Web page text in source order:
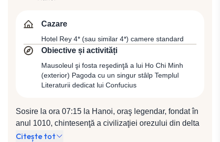
Cazare
Hotel Rey 4* (sau similar 4*) camere standard
Obiective și activități
Mausoleul şi fosta reşedinţă a lui Ho Chi Minh
(exterior) Pagoda cu un singur stâlp Templul
Literaturii dedicat lui Confucius
Sosire la ora 07:15 la Hanoi, oraş legendar, fondat în
anul 1010, chintesenţă a civilizaţiei orezului din delta
râului Roşu. În această zi vom face alături de ghidul
Citește tot